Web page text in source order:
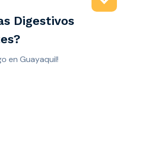
Digestivos
en Guayaquil!